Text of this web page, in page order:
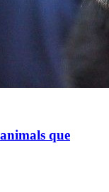
que